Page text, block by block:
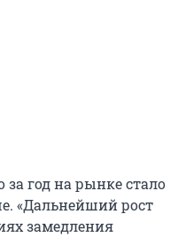
за год на рынке стало
«Дальнейший рост
замедления